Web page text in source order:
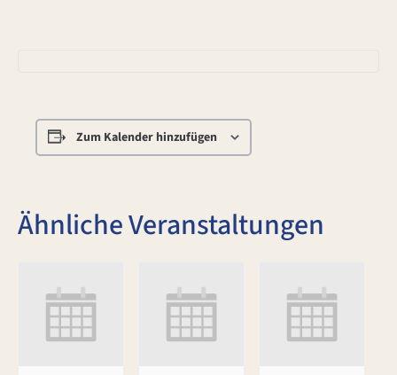
Zum Kalender hinzufügen
Ähnliche Veranstaltungen